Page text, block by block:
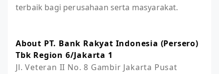
terbaik bagi perusahaan serta masyarakat.
About PT. Bank Rakyat Indonesia (Persero)
Tbk Region 6/Jakarta 1
Jl. Veteran II No. 8 Gambir Jakarta Pusat